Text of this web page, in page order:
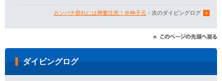
カンパチ群れには興奮注意！＠神子元 ：次のダイビングログ
ダイビングログ